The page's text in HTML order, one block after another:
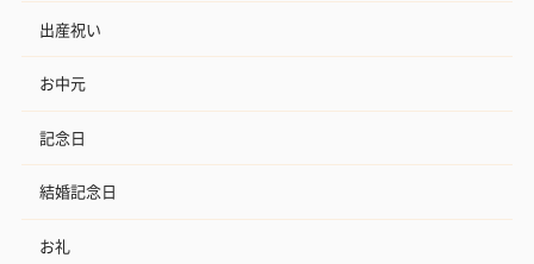
出産祝い
お中元
記念日
結婚記念日
お礼